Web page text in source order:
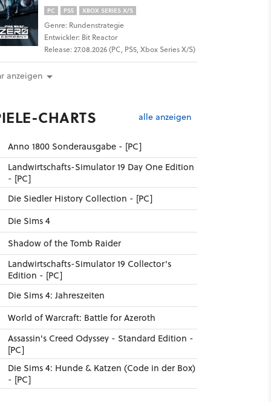
PC PS5 XBOX SERIES X/S
Genre: Rundenstrategie
Entwickler: Bit Reactor
Release: 27.08.2026 (PC, PS5, Xbox Series X/S)
anzeigen
CHARTS alle anzeigen
Anno 1800 Sonderausgabe - [PC]
Landwirtschafts-Simulator 19 Day One Edition
- [PC]
Die Siedler History Collection - [PC]
Die Sims 4
Shadow of the Tomb Raider
Landwirtschafts-Simulator 19 Collector's
Edition - [PC]
Die Sims 4: Jahreszeiten
World of Warcraft: Battle for Azeroth
Assassin's Creed Odyssey - Standard Edition -
[PC]
Die Sims 4: Hunde & Katzen (Code in der Box)
- [PC]